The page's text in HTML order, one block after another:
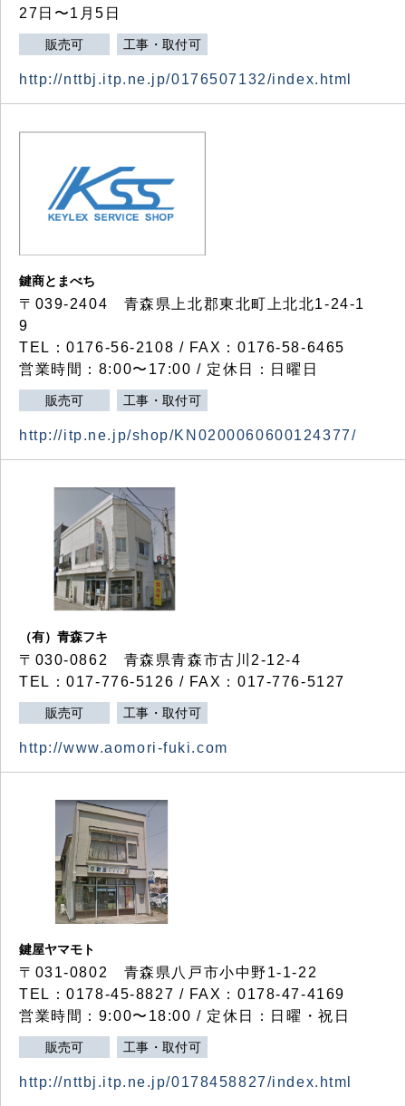
27日〜1月5日
販売可 工事・取付可
http://nttbj.itp.ne.jp/0176507132/index.html
鍵商とまべち
〒039-2404 青森県上北郡東北町上北北1-24-1
9
TEL：0176-56-2108 / FAX：0176-58-6465
営業時間：8:00〜17:00 / 定休日：日曜日
販売可 工事・取付可
http://itp.ne.jp/shop/KN0200060600124377/
（有）青森フキ
〒030-0862 青森県青森市古川2-12-4
TEL：017-776-5126 / FAX：017-776-5127
販売可 工事・取付可
http://www.aomori-fuki.com
鍵屋ヤマモト
〒031-0802 青森県八戸市小中野1-1-22
TEL：0178-45-8827 / FAX：0178-47-4169
営業時間：9:00〜18:00 / 定休日：日曜・祝日
販売可 工事・取付可
http://nttbj.itp.ne.jp/0178458827/index.html